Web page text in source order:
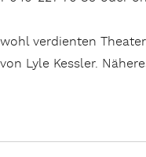
verdienten
Lyle Kessler.